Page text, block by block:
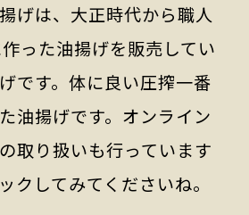
げは、大正時代から職人
った油揚げを販売してい
です。体に良い圧搾一番
油揚げです。オンライン
取り扱いも行っています
クしてみてくださいね。